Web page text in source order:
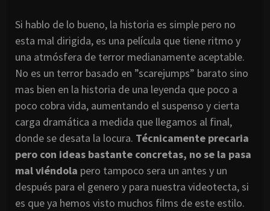
Si hablo de lo bueno, la historia es simple pero no
esta mal dirigida, es una película que tiene ritmo y
una atmósfera de terror medianamente aceptable.
No es un terror basado en ”scarejumps” barato sino
mas bien en la historia de una leyenda que poco a
poco cobra vida, aumentando el suspenso y cierta
carga dramática a medida que llegamos al final,
donde se desata la locura. Técnicamente precaria
pero con ideas bastante concretas, no se la pasa
mal viéndola pero tampoco sera un antes y un
después para el genero y para nuestra videotecta, si
es que ya hemos visto muchos films de este estilo.